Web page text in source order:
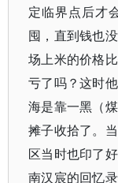
定临界点后才
囤，直到钱也
场上米的价格
亏了吗？这时
海是靠一黑（
摊子收拾了。
区当时也印了
南汉宸的回忆